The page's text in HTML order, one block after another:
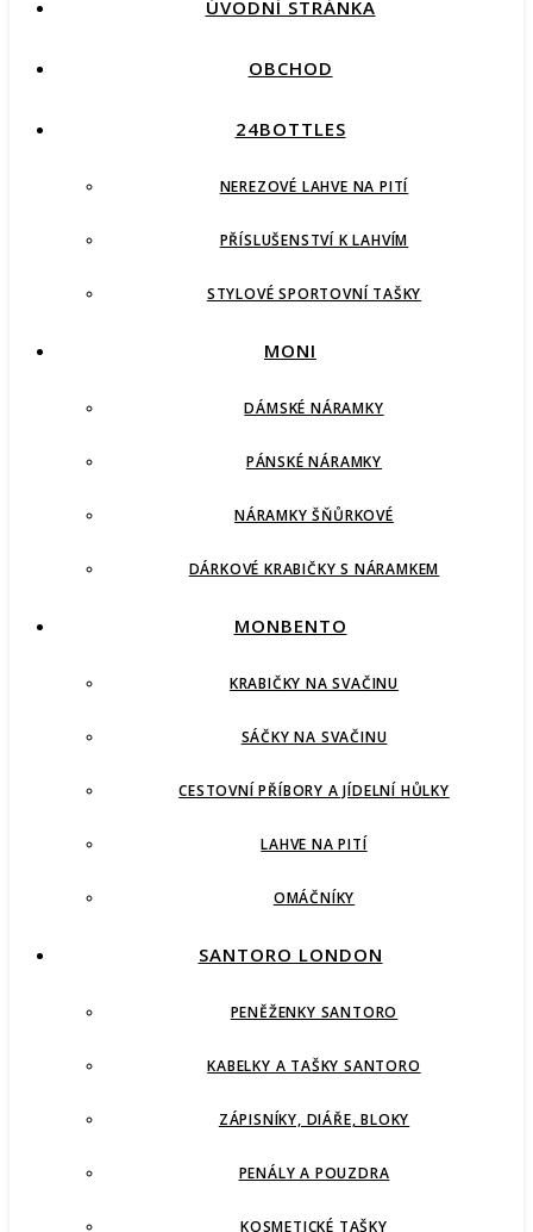
ÚVODNÍ STRÁNKA
OBCHOD
24BOTTLES
NEREZOVÉ LAHVE NA PITÍ
PŘÍSLUŠENSTVÍ K LAHVÍM
STYLOVÉ SPORTOVNÍ TAŠKY
MONI
DÁMSKÉ NÁRAMKY
PÁNSKÉ NÁRAMKY
NÁRAMKY ŠŇŮRKOVÉ
DÁRKOVÉ KRABIČKY S NÁRAMKEM
MONBENTO
KRABIČKY NA SVAČINU
SÁČKY NA SVAČINU
CESTOVNÍ PŘÍBORY A JÍDELNÍ HŮLKY
LAHVE NA PITÍ
OMÁČNÍKY
SANTORO LONDON
PENĚŽENKY SANTORO
KABELKY A TAŠKY SANTORO
ZÁPISNÍKY, DIÁŘE, BLOKY
PENÁLY A POUZDRA
KOSMETICKÉ TAŠKY